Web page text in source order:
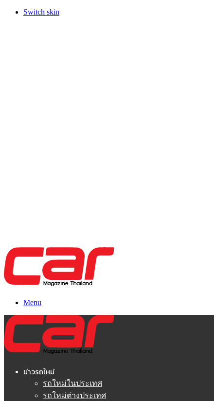
Switch skin
Menu
ข่าวรถใหม่
รถใหม่ในประเทศ
รถใหม่ต่างประเทศ